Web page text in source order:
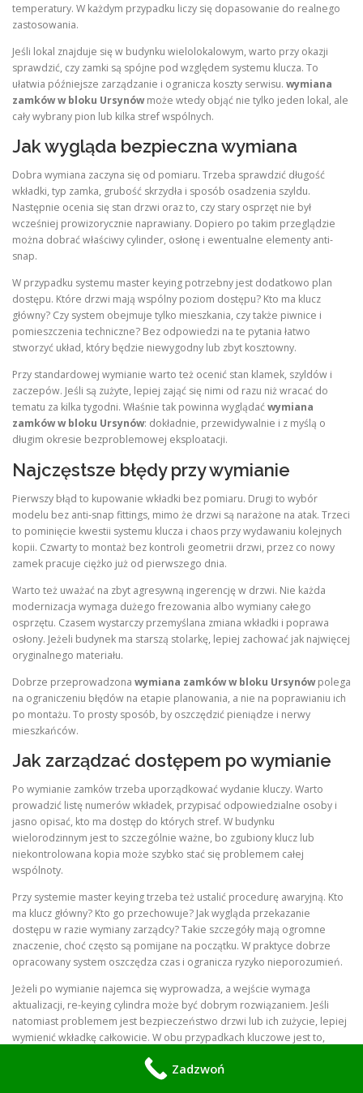
temperatury. W każdym przypadku liczy się dopasowanie do realnego
zastosowania.
Jeśli lokal znajduje się w budynku wielolokalowym, warto przy okazji
sprawdzić, czy zamki są spójne pod względem systemu klucza. To
ułatwia późniejsze zarządzanie i ogranicza koszty serwisu. wymiana
zamków w bloku Ursynówmoże wtedy objąć nie tylko jeden lokal, ale
cały wybrany pion lub kilka stref wspólnych.
Jak wygląda bezpieczna wymiana
Dobra wymiana zaczyna się od pomiaru. Trzeba sprawdzić długość
wkładki, typ zamka, grubość skrzydła i sposób osadzenia szyldu.
Następnie ocenia się stan drzwi oraz to, czy stary osprzęt nie był
wcześniej prowizorycznie naprawiany. Dopiero po takim przeglądzie
można dobrać właściwy cylinder, osłonę i ewentualne elementy anti-
snap.
W przypadku systemu master keying potrzebny jest dodatkowo plan
dostępu. Które drzwi mają wspólny poziom dostępu? Kto ma klucz
główny? Czy system obejmuje tylko mieszkania, czy także piwnice i
pomieszczenia techniczne? Bez odpowiedzi na te pytania łatwo
stworzyć układ, który będzie niewygodny lub zbyt kosztowny.
Przy standardowej wymianie warto też ocenić stan klamek, szyldów i
zaczepów. Jeśli są zużyte, lepiej zająć się nimi od razu niż wracać do
tematu za kilka tygodni. Właśnie tak powinna wyglądaćwymiana
zamków w bloku Ursynów: dokładnie, przewidywalnie i z myślą o
długim okresie bezproblemowej eksploatacji.
Najczęstsze błędy przy wymianie
Pierwszy błąd to kupowanie wkładki bez pomiaru. Drugi to wybór
modelu bez anti-snap fittings, mimo że drzwi są narażone na atak. Trzeci
to pominięcie kwestii systemu klucza i chaos przy wydawaniu kolejnych
kopii. Czwarty to montaż bez kontroli geometrii drzwi, przez co nowy
zamek pracuje ciężko już od pierwszego dnia.
Warto też uważać na zbyt agresywną ingerencję w drzwi. Nie każda
modernizacja wymaga dużego frezowania albo wymiany całego
osprzętu. Czasem wystarczy przemyślana zmiana wkładki i poprawa
osłony. Jeżeli budynek ma starszą stolarkę, lepiej zachować jak najwięcej
oryginalnego materiału.
Dobrze przeprowadzona wymiana zamków w bloku Ursynówpolega
na ograniczeniu błędów na etapie planowania, a nie na poprawianiu ich
po montażu. To prosty sposób, by oszczędzić pieniądze i nerwy
mieszkańców.
Jak zarządzać dostępem po wymianie
Po wymianie zamków trzeba uporządkować wydanie kluczy. Warto
prowadzić listę numerów wkładek, przypisać odpowiedzialne osoby i
jasno opisać, kto ma dostęp do których stref. W budynku
wielorodzinnym jest to szczególnie ważne, bo zgubiony klucz lub
niekontrolowana kopia może szybko stać się problemem całej
wspólnoty.
Przy systemie master keying trzeba też ustalić procedurę awaryjną. Kto
ma klucz główny? Kto go przechowuje? Jak wygląda przekazanie
dostępu w razie wymiany zarządcy? Takie szczegóły mają ogromne
znaczenie, choć często są pomijane na początku. W praktyce dobrze
opracowany system oszczędza czas i ogranicza ryzyko nieporozumień.
Jeżeli po wymianie najemca się wyprowadza, a wejście wymaga
aktualizacji, re-keying cylindra może być dobrym rozwiązaniem. Jeśli
natomiast problemem jest bezpieczeństwo drzwi lub ich zużycie, lepiej
wymienić wkładkę całkowicie. W obu przypadkach kluczowe jest to,
wymiana zamków w bloku Ursynów
Zadzwoń